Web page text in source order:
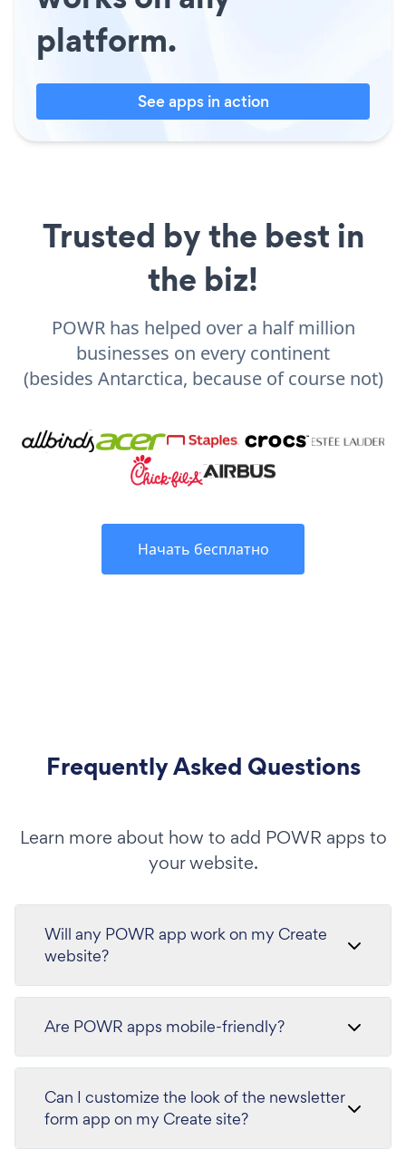
platform.
See apps in action
Trusted by the best in
the biz!
POWR has helped over a half million
businesses on every continent
(besides Antarctica, because of course not)
Начать бесплатно
Frequently Asked Questions
Learn more about how to add POWR apps to
your website.
Will any POWR app work on my Create
website?
Are POWR apps mobile-friendly?
Can I customize the look of the newsletter
form app on my Create site?